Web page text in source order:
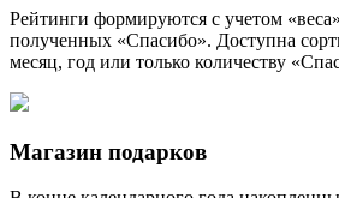
Рейтинги формируются с учетом
полученных «Спасибо». Доступна
месяц, год или только количеству
Магазин подарков